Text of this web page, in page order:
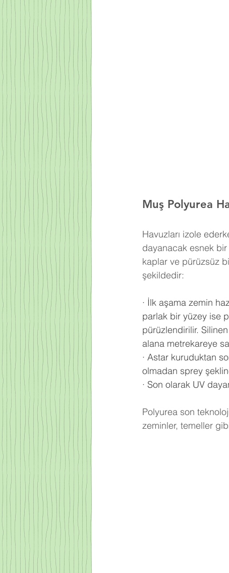
Muş Polyurea
Havuzları izole
dayanacak esnek bir
kaplar ve pürüzsüz
şekildedir:
· İlk aşama zemin
parlak bir yüzey ise
pürüzlendirilir.
alana metrekareye
· Astar kuruduktan
olmadan sprey
· Son olarak UV
Polyurea son
zeminler, temeller